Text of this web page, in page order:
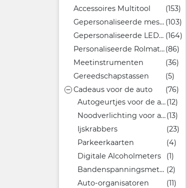
Accessoires Multitool
(153)
Gepersonaliseerde messen (103)
Gepersonaliseerde LED zaklampen (164)
Personaliseerde Rolmaten Bedrukken(86)
Meetinstrumenten
(36)
Gereedschapstassen
(5)
 Cadeaus voor de auto
(76)
Autogeurtjes voor de auto(12)
Noodverlichting voor auto's(13)
Ijskrabbers
(23)
Parkeerkaarten
(4)
Digitale Alcoholmeters
(1)
Bandenspanningsmeters (2)
Auto-organisatoren
(11)